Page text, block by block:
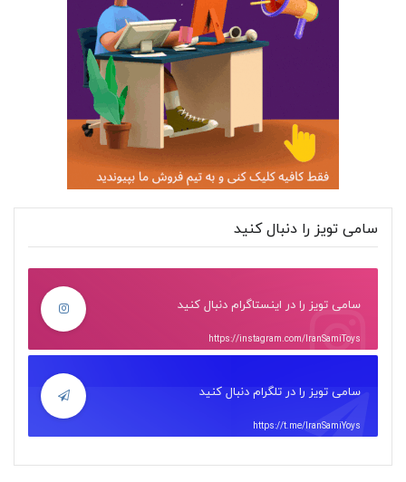
سامی تویز را دنبال کنید
سامی تویز را در اینستاگرام دنبال کنید
https://instagram.com/IranSamiToys
سامی تویز را در تلگرام دنبال کنید
https://t.me/IranSamiYoys